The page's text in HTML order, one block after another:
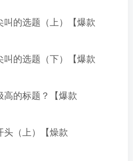
的选题（上）【爆款
的选题（下）【爆款
的标题？【爆款
头（上）【燥款